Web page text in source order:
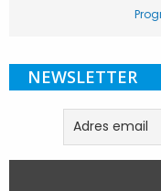
NEWSLETTER